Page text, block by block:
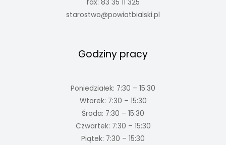
fax: 83 35 11 325
starostwo@powiatbialski.pl
Godziny pracy
Poniedziałek: 7:30 – 15:30
Wtorek: 7:30 – 15:30
Środa: 7:30 – 15:30
Czwartek: 7:30 – 15:30
Piątek: 7:30 – 15:30